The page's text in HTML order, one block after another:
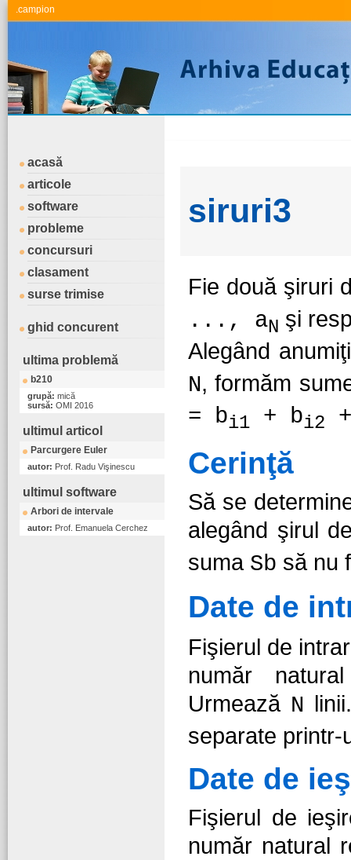
.campion
acasă
articole
software
probleme
concursuri
clasament
surse trimise
ghid concurent
ultima problemă
b210
grupă: mică
sursă: OMI 2016
ultimul articol
Parcurgere Euler
autor: Prof. Radu Vişinescu
ultimul software
Arbori de intervale
autor: Prof. Emanuela Cerchez
siruri3
Fie două şiruri
..., aN şi
Alegând
N, formăm
= bi1 + bi2
Cerinţă
Să se
alegând şirul
suma Sb să nu
Date de
Fişierul de
număr
Urmează N
separate printr-
Date de
Fişierul de
număr natural